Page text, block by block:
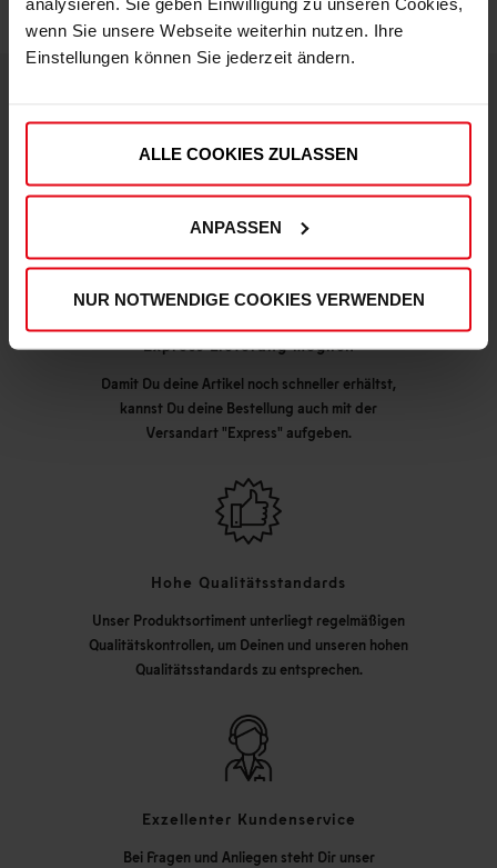
wenn Sie unsere Webseite weiterhin nutzen. Ihre
Einstellungen können Sie jederzeit ändern.
ALLE COOKIES ZULASSEN
ANPASSEN
NUR NOTWENDIGE COOKIES VERWENDEN
Express Lieferung möglich
Damit Du deine Artikel noch schneller erhältst,
kannst Du deine Bestellung auch mit der
Versandart "Express" aufgeben.
Hohe Qualitätsstandards
Unser Produktsortiment unterliegt regelmäßigen
Qualitätskontrollen, um Deinen und unseren hohen
Qualitätsstandards zu entsprechen.
Exzellenter Kundenservice
Bei Fragen und Anliegen steht Dir unser